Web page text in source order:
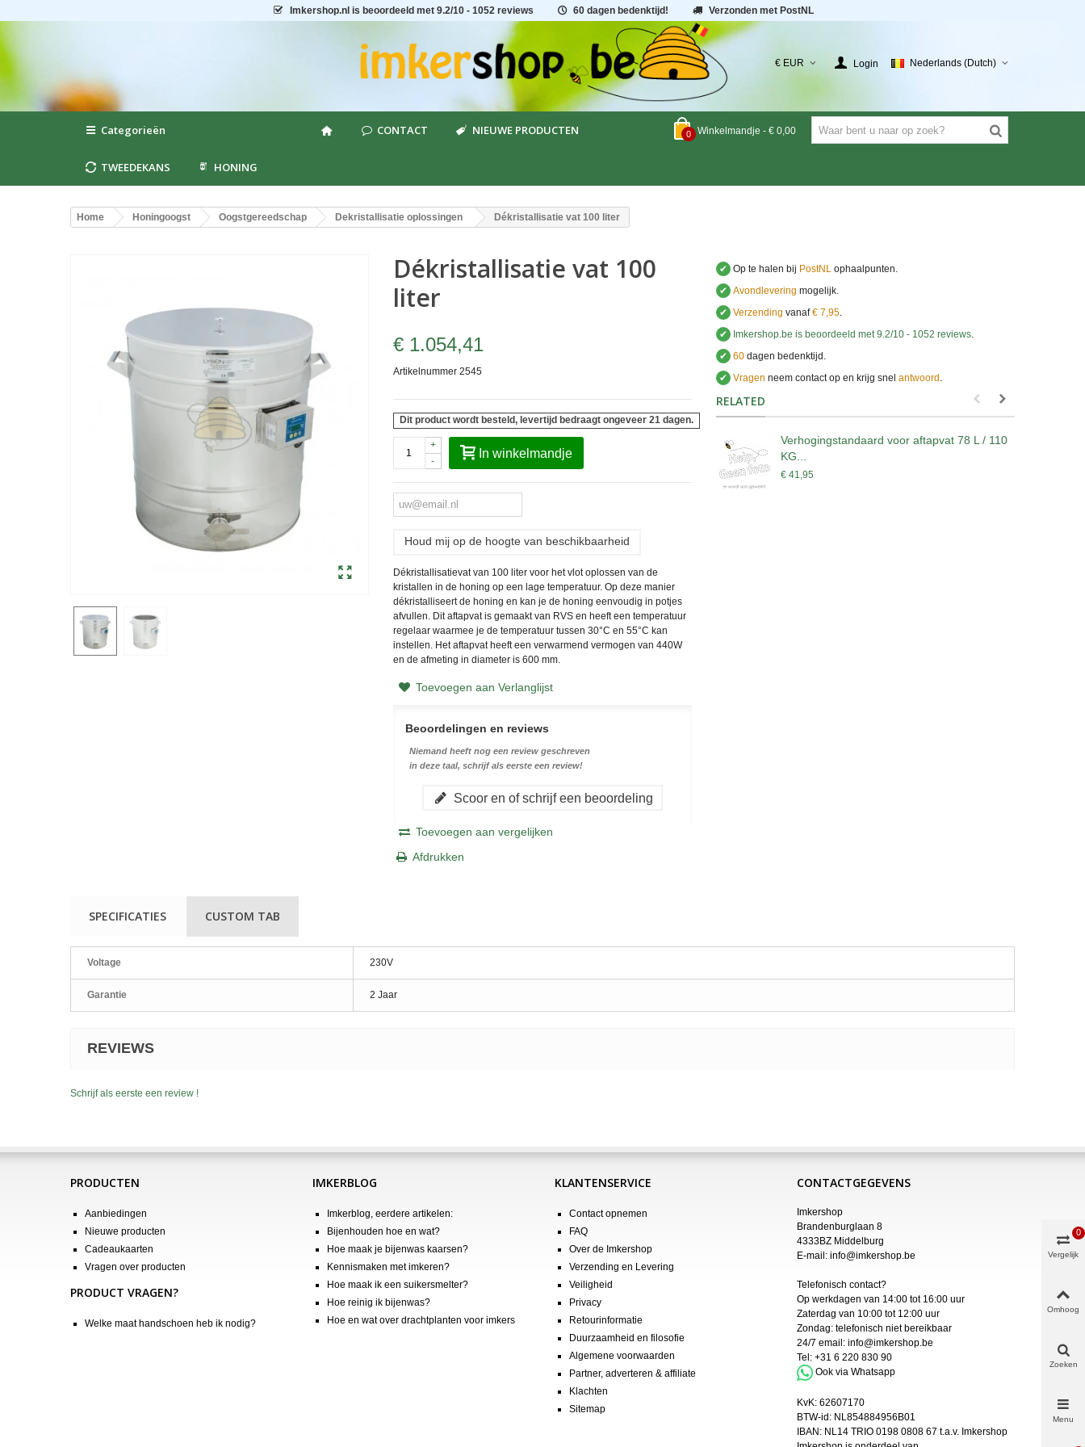
Imkershop.nl is beoordeeld met 9.2/10 - 1052 reviews 60 dagen bedenktijd! Verzonden met PostNL
€ EUR Login Nederlands (Dutch)
0 Winkelmandje - € 0,00
Categorieën CONTACT NIEUWE PRODUCTEN
TWEEDEKANS HONING
Home Honingoogst Oogstgereedschap Dekristallisatie oplossingen Dékristallisatie vat 100 liter
Dékristallisatie vat 100
liter
€ 1.054,41
Artikelnummer 2545
Dit product wordt besteld, levertijd bedraagt ongeveer 21 dagen.
-
+
In winkelmandje
Houd mij op de hoogte van beschikbaarheid
Dékristallisatievat van 100 liter voor het vlot oplossen van de
kristallen in de honing op een lage temperatuur. Op deze manier
dékristalliseert de honing en kan je de honing eenvoudig in potjes
afvullen. Dit aftapvat is gemaakt van RVS en heeft een temperatuur
regelaar waarmee je de temperatuur tussen 30°C en 55°C kan
instellen. Het aftapvat heeft een verwarmend vermogen van 440W
en de afmeting in diameter is 600 mm.
Toevoegen aan Verlanglijst
Beoordelingen en reviews
Niemand heeft nog een review geschreven
in deze taal, schrijf als eerste een review!
Scoor en of schrijf een beoordeling
Toevoegen aan vergelijken
Afdrukken
✔ Op te halen bij PostNLophaalpunten.
✔ Avondlevering mogelijk.
✔ Verzending vanaf€ 7,95.
✔
Imkershop.be is beoordeeld met9.2/10 -1052 reviews.
✔ 60dagen bedenktijd.
✔ Vragen neem contact op en krijg snel antwoord ..
RELATED
Verhogingstandaard voor aftapvat 78 L / 110
KG...
€ 41,95
SPECIFICATIES CUSTOM TAB
Voltage 230V
Garantie 2 Jaar
REVIEWS
Schrijf als eerste een review !
PRODUCTEN
Aanbiedingen
Nieuwe producten
Cadeaukaarten
Vragen over producten
PRODUCT VRAGEN?
Welke maat handschoen heb ik nodig?
IMKERBLOG
Imkerblog, eerdere artikelen:
Bijenhouden hoe en wat?
Hoe maak je bijenwas kaarsen?
Kennismaken met imkeren?
Hoe maak ik een suikersmelter?
Hoe reinig ik bijenwas?
Hoe en wat over drachtplanten voor imkers
KLANTENSERVICE
Contact opnemen
FAQ
Over de Imkershop
Verzending en Levering
Veiligheid
Privacy
Retourinformatie
Duurzaamheid en filosofie
Algemene voorwaarden
Partner, adverteren & affiliate
Klachten
Sitemap
CONTACTGEGEVENS
Imkershop
Brandenburglaan 8
4333BZ Middelburg
E-mail: info@imkershop.be
Telefonisch contact?
Op werkdagen van 14:00 tot 16:00 uur
Zaterdag van 10:00 tot 12:00 uur
Zondag: telefonisch niet bereikbaar
24/7 email: info@imkershop.be
Tel: +31 6 220 830 90
Ook via Whatsapp
KvK: 62607170
BTW-id: NL854884956B01
IBAN: NL14 TRIO 0198 0808 67 t.a.v. Imkershop
Vergelijk
0
Omhoog
Zoeken
Menu